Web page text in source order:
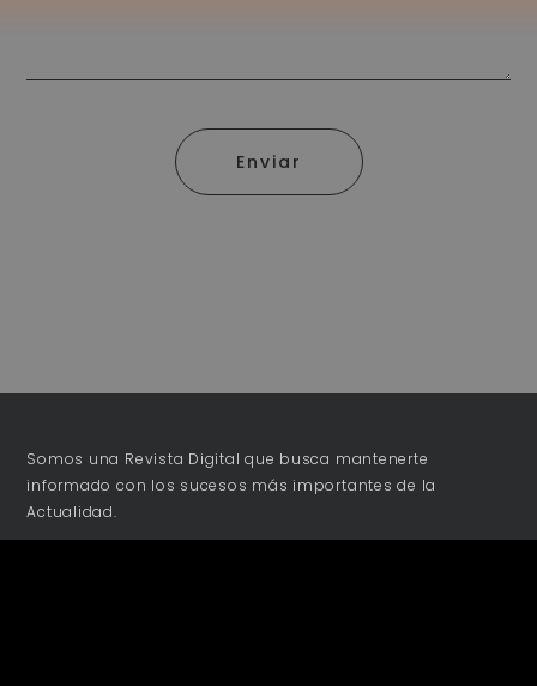
Enviar
Somos una Revista Digital que busca mantenerte
informado con los sucesos más importantes de la
Actualidad.